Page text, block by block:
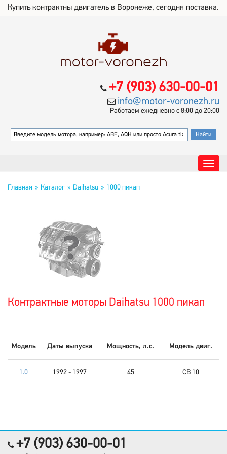
Купить контрактны двигатель в Воронеже, сегодня поставка.
+7 (903) 630-00-01
info@motor-voronezh.ru
Работаем ежедневно с 8:00 до 20:00
Главная Каталог Daihatsu 1000 пикап
Контрактные моторы Daihatsu 1000 пикап
Модель Даты выпуска Мощность, л.с. Модель двиг.
1.0 1992 - 1997 45 CB 10
+7 (903) 630-00-01